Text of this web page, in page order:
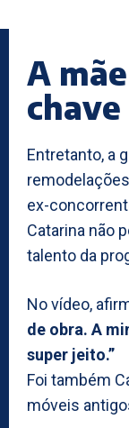
A
Entretanto, a
ex-
Catarina não
talento da
No vídeo,
de obra. A
super jeito.”
Foi também
móveis